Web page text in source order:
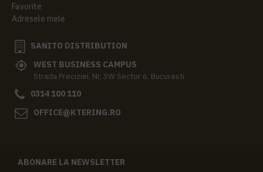
Favorite
Adresele mele
SANITO DISTRIBUTION
WEST BUSINESS CAMPUS
Strada Preciziei, Nr, 3W Sector 6, Bucuresti
0314 100 110
OFFICE@KTERING.RO
ABONARE LA NEWSLETTER